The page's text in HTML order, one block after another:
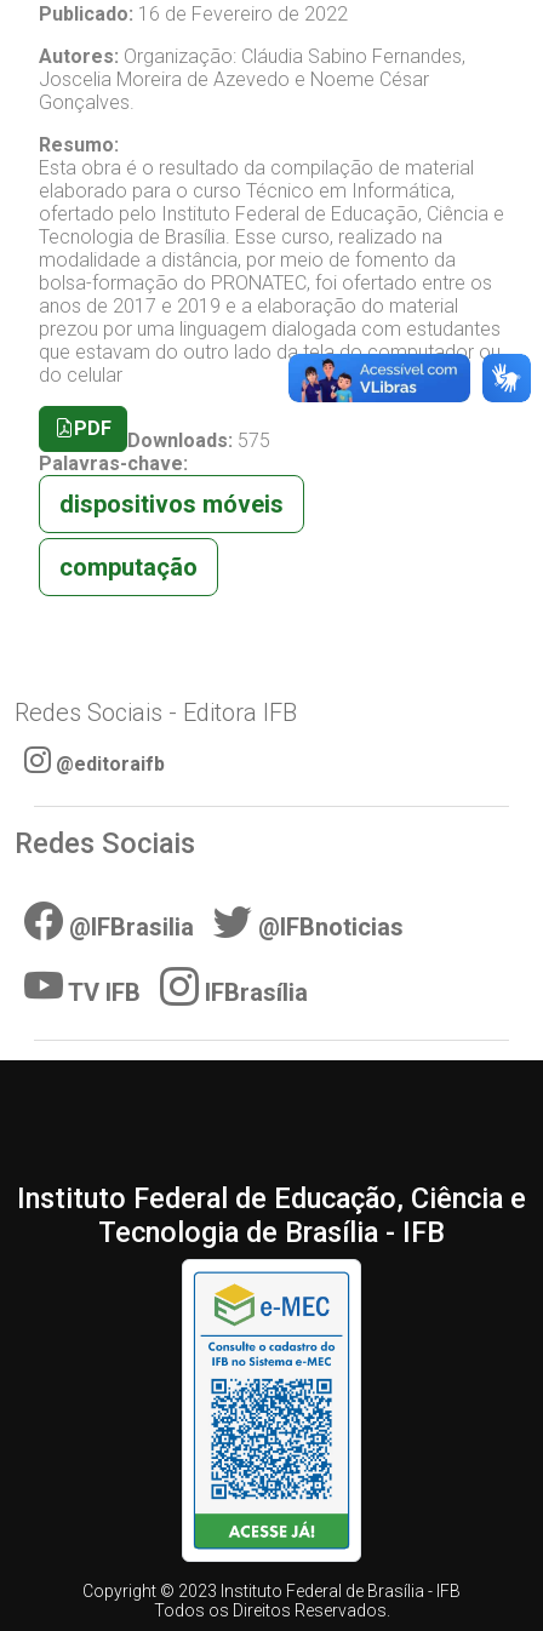
Publicado: 16 de Fevereiro de 2022
Autores: Organização: Cláudia Sabino Fernandes,
Joscelia Moreira de Azevedo e Noeme César
Gonçalves.
Resumo:
Esta obra é o resultado da compilação de material
elaborado para o curso Técnico em Informática,
ofertado pelo Instituto Federal de Educação, Ciência e
Tecnologia de Brasília. Esse curso, realizado na
modalidade a distância, por meio de fomento da
bolsa-formação do PRONATEC, foi ofertado entre os
anos de 2017 e 2019 e a elaboração do material
prezou por uma linguagem dialogada com estudantes
que estavam do outro lado da tela do computador ou
do celular
PDF
Downloads: 575
Palavras-chave:
dispositivos móveis
computação
Redes Sociais - Editora IFB
@editoraifb
Redes Sociais
@IFBrasilia @IFBnoticias
TV IFB IFBrasília
Instituto Federal de Educação, Ciência e
Tecnologia de Brasília - IFB
Copyright © 2023 Instituto Federal de Brasília - IFB
Todos os Direitos Reservados.